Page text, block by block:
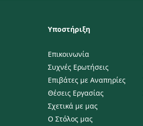
Υποστήριξη
Επικοινωνία
Συχνές Ερωτήσεις
Επιβάτες με Αναπηρίες
Θέσεις Εργασίας
Σχετικά με μας
Ο Στόλος μας